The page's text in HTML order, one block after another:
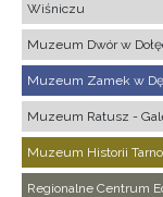
Wiśniczu
Muzeum Dwór w
Muzeum Zamek w
Muzeum Ratusz -
Muzeum Historii
Regionalne Centrum